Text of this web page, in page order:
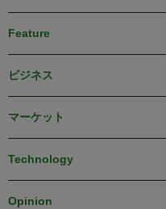
Feature
ビジネス
マーケット
Technology
Opinion